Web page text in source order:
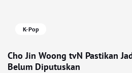
K-Pop
Cho Jin Woong tvN Pastikan
Belum Diputuskan